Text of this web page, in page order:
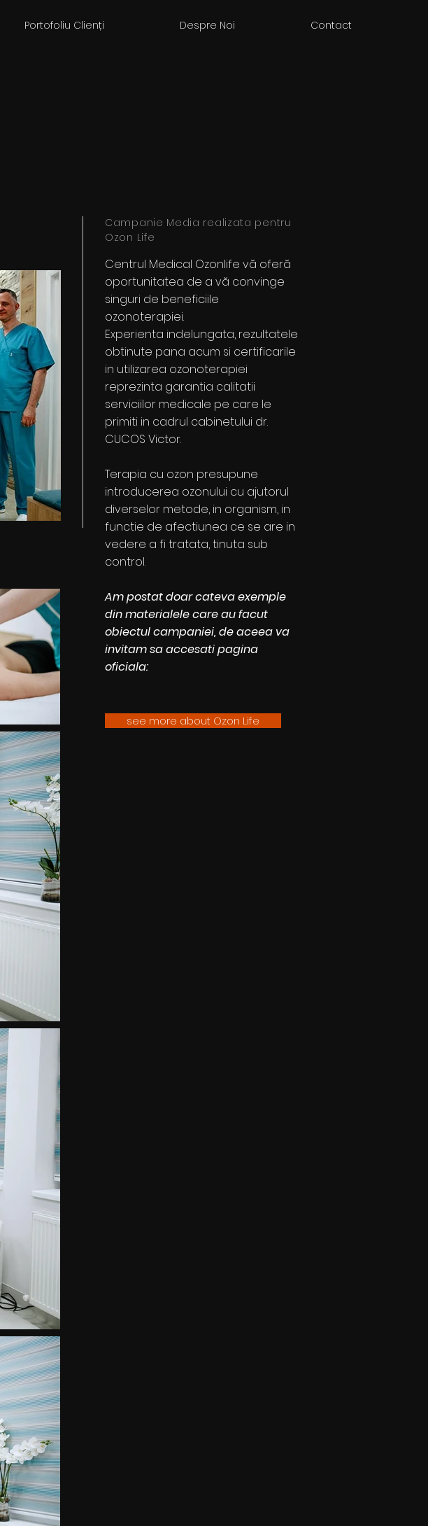
Portofoliu Clienți Despre Noi Contact
Campanie Media realizata pentru
Ozon Life
Centrul Medical Ozonlife vă oferă
oportunitatea de a vă convinge
singuri de beneficiile
ozonoterapiei.
Experienta indelungata, rezultatele
obtinute pana acum si certificarile
in utilizarea ozonoterapiei
reprezinta garantia calitatii
serviciilor medicale pe care le
primiti in cadrul cabinetului dr.
CUCOS Victor.
Terapia cu ozon presupune
introducerea ozonului cu ajutorul
diverselor metode, in organism, in
functie de afectiunea ce se are in
vedere a fi tratata, tinuta sub
control.
Am postat doar cateva exemple
din materialele care au facut
obiectul campaniei, de aceea va
invitam sa accesati pagina
oficiala:
see more about Ozon Life